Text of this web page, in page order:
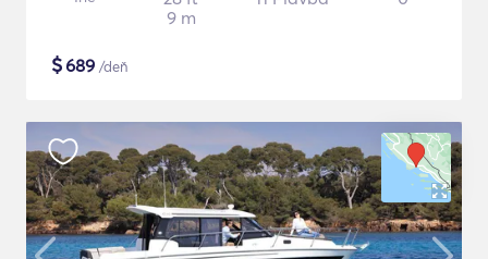
9 m
$689 /deň